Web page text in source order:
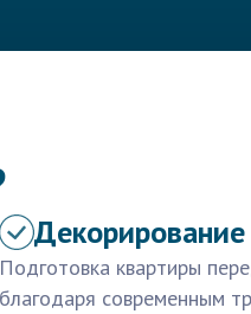
Подготовка квартиры
благодаря современным